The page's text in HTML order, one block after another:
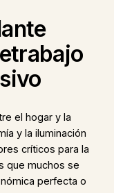
el hogar y la
y la iluminación
críticos para la
que muchos se
perfecta o